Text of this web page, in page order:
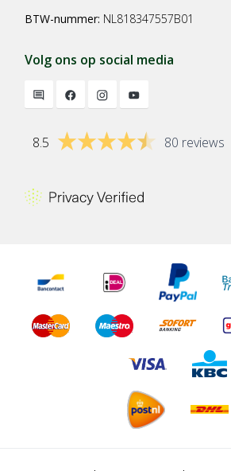
BTW-nummer: NL818347557B01
Volg ons op social media
8.5 80 reviews